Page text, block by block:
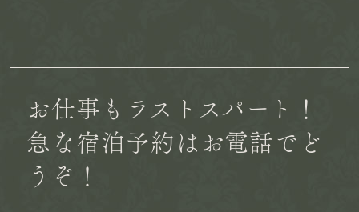
お仕事もラストスパート！
急な宿泊予約はお電話でど
うぞ！